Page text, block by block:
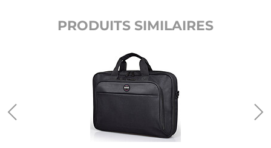
PRODUITS SIMILAIRES